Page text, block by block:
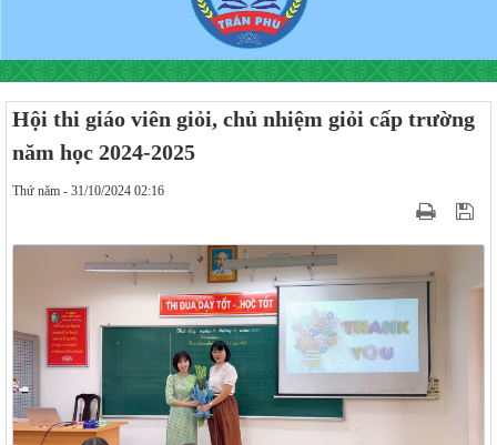
Hội thi giáo viên giỏi, chủ nhiệm giỏi cấp trường
năm học 2024-2025
Thứ năm - 31/10/2024 02:16